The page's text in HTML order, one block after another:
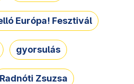
Európa! Fesztivál
gyorsulás
Radnóti Zsuzsa